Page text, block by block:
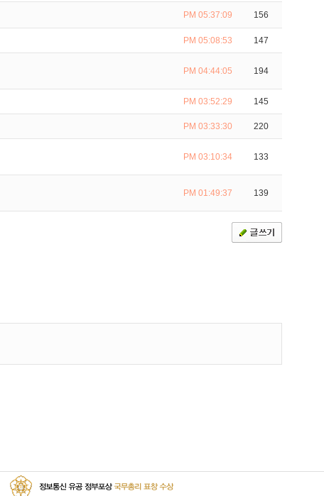
PM 05:37:09 156
PM 05:08:53 147
PM 04:44:05 194
PM 03:52:29 145
PM 03:33:30 220
PM 03:10:34 133
PM 01:49:37 139